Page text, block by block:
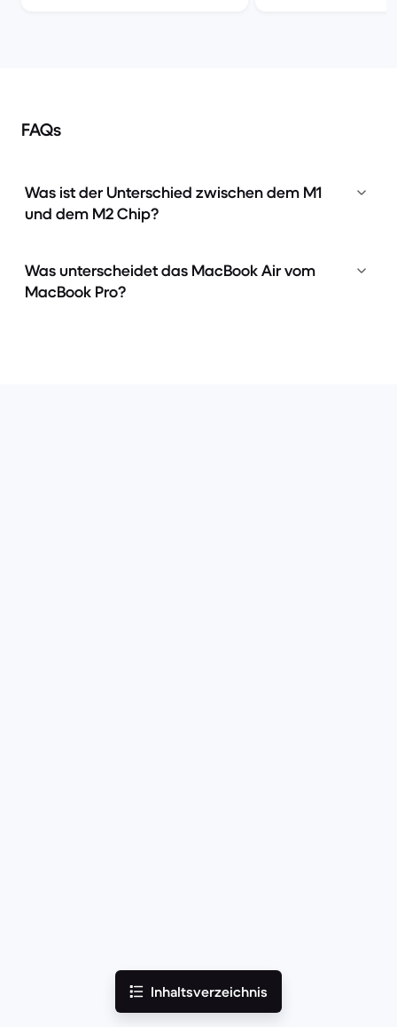
Inhaltsverzeichnis
FAQs
Was ist der Unterschied zwischen dem M1
und dem M2 Chip?
Was unterscheidet das MacBook Air vom
MacBook Pro?